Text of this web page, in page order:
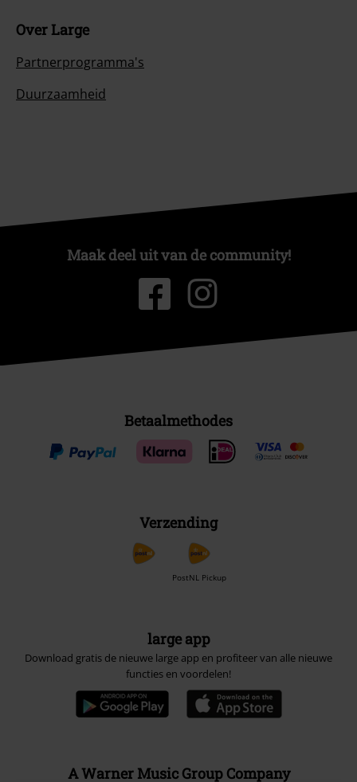
Over Large
Partnerprogramma's
Duurzaamheid
Maak deel uit van de community!
Betaalmethodes
Verzending
PostNL Pickup
large app
Download gratis de nieuwe large app en profiteer van alle nieuwe
functies en voordelen!
A Warner Music Group Company